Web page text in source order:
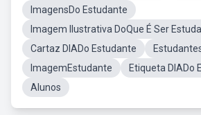
ImagensDo Estudante
Imagem Ilustrativa DoQue É Ser
Cartaz DIADo Estudante
ImagemEstudante
Etiqueta DIADo
Alunos